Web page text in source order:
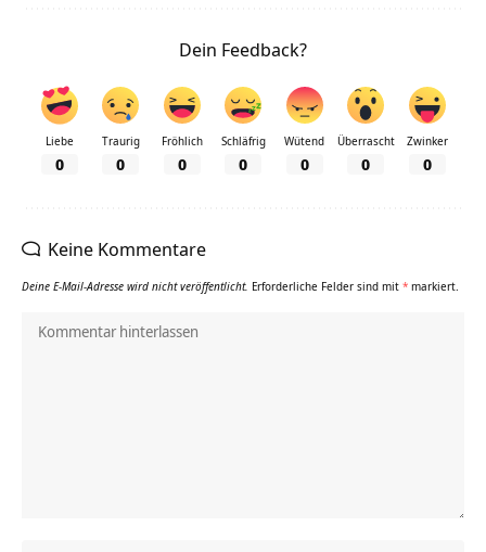
Dein Feedback?
Liebe
0
Traurig
0
Fröhlich
0
Schläfrig
0
Wütend
0
Überrascht
0
Zwinker
0
Keine Kommentare
Deine E-Mail-Adresse wird nicht veröffentlicht. Erforderliche Felder sind mit * markiert.